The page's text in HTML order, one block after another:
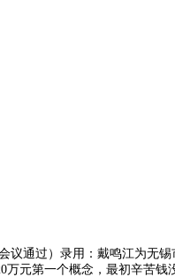
通过）录用：戴鸣江为无锡
元第一个概念，最初辛苦